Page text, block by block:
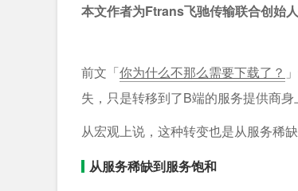
本文作者为Ftrans飞驰传输联合创始
前文「你为什么不那么需要下载了？
失，只是转移到了B端的服务提供商身
从宏观上说，这种转变也是从服务稀
从服务稀缺到服务饱和